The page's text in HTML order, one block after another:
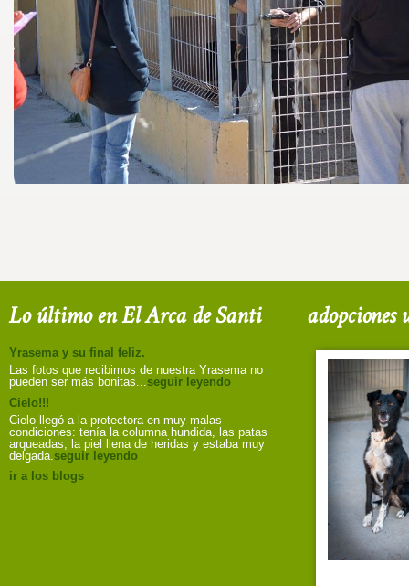
Lo último en El Arca de Santi
Yrasema y su final feliz.
Las fotos que recibimos de nuestra Yrasema no
pueden ser más bonitas... seguir leyendo
Cielo!!!
Cielo llegó a la protectora en muy malas
condiciones: tenía la columna hundida, las patas
arqueadas, la piel llena de heridas y estaba muy
delgada. seguir leyendo
ir a los blogs
adopciones